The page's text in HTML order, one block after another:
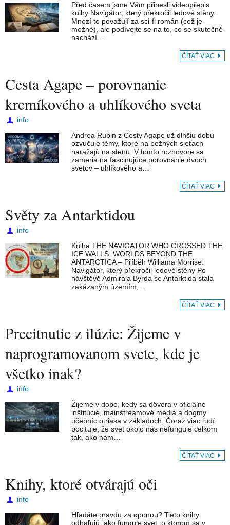
Před časem jsme Vám přinesli videopřepis
knihy Navigátor, který překročil ledové stěny.
Mnozí to považují za sci-fi román (což je
možné), ale podívejte se na to, co se skutečně
nachází…
ČÍTAŤ VIAC
Cesta Agape – porovnanie
kremíkového a uhlíkového sveta
info
Andrea Rubin z Cesty Agape už dlhšiu dobu
ozvučuje témy, ktoré na bežných sieťach
narážajú na stenu. V tomto rozhovore sa
zameria na fascinujúce porovnanie dvoch
svetov – uhlíkového a…
ČÍTAŤ VIAC
Světy za Antarktidou
info
Kniha THE NAVIGATOR WHO CROSSED THE
ICE WALLS: WORLDS BEYOND THE
ANTARCTICA – Příběh Williama Morrise:
Navigátor, který překročil ledové stěny Po
návštěvě Admirála Byrda se Antarktida stala
zakázaným územím,…
ČÍTAŤ VIAC
Precitnutie z ilúzie: Žijeme v
naprogramovanom svete, kde je
všetko inak?
info
Žijeme v dobe, kedy sa dôvera v oficiálne
inštitúcie, mainstreamové médiá a dogmy
učebníc otriasa v základoch. Čoraz viac ľudí
pociťuje, že svet okolo nás nefunguje celkom
tak, ako nám…
ČÍTAŤ VIAC
Knihy, ktoré otvárajú oči
info
Hľadáte pravdu za oponou? Tieto knihy
odhaľujú, ako funguje svet, o ktorom sa v